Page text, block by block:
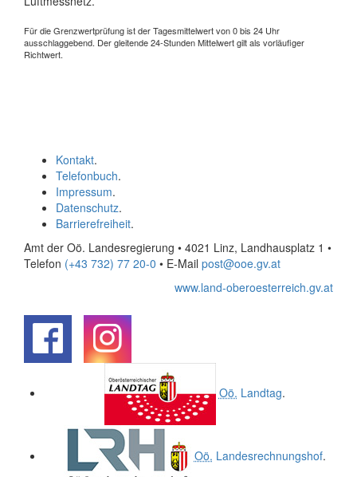
Für die Grenzwertprüfung ist der Tagesmittelwert von 0 bis 24 Uhr
ausschlaggebend. Der gleitende 24-Stunden Mittelwert gilt als vorläufiger
Richtwert.
Kontakt.
Telefonbuch.
Impressum.
Datenschutz.
Barrierefreiheit.
Amt der Oö. Landesregierung • 4021 Linz, Landhausplatz 1 •
Telefon (+43 732) 77 20-0 • E-Mail post@ooe.gv.at
www.land-oberoesterreich.gv.at
Oö. Landtag.
Oö. Landesrechnungshof.